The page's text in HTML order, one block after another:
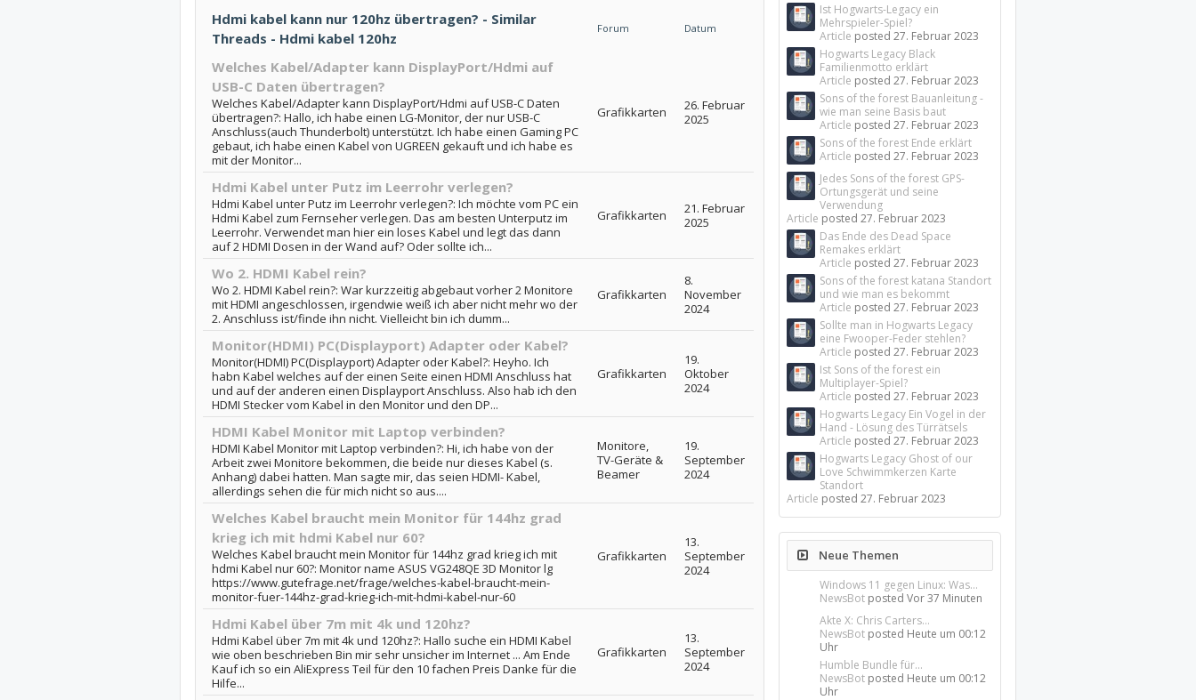
Hdmi kabel kann nur 120hz übertragen? - Similar
Threads - Hdmi kabel 120hz
Forum Datum
Welches Kabel/Adapter kann DisplayPort/Hdmi auf
USB-C Daten übertragen?
Welches Kabel/Adapter kann DisplayPort/Hdmi auf USB-C Daten
übertragen?: Hallo, ich habe einen LG-Monitor, der nur USB-C
Anschluss(auch Thunderbolt) unterstützt. Ich habe einen Gaming PC
gebaut, ich habe einen Kabel von UGREEN gekauft und ich habe es
mit der Monitor...
Grafikkarten
26. Februar
2025
Hdmi Kabel unter Putz im Leerrohr verlegen?
Hdmi Kabel unter Putz im Leerrohr verlegen?: Ich möchte vom PC ein
Hdmi Kabel zum Fernseher verlegen. Das am besten Unterputz im
Leerrohr. Verwendet man hier ein loses Kabel und legt das dann
auf 2 HDMI Dosen in der Wand auf? Oder sollte ich...
Grafikkarten
21. Februar
2025
Wo 2. HDMI Kabel rein?
Wo 2. HDMI Kabel rein?: War kurzzeitig abgebaut vorher 2 Monitore
mit HDMI angeschlossen, irgendwie weiß ich aber nicht mehr wo der
2. Anschluss ist/finde ihn nicht. Vielleicht bin ich dumm...
Grafikkarten
8.
November
2024
Monitor(HDMI) PC(Displayport) Adapter oder Kabel?
Monitor(HDMI) PC(Displayport) Adapter oder Kabel?: Heyho. Ich
habn Kabel welches auf der einen Seite einen HDMI Anschluss hat
und auf der anderen einen Displayport Anschluss. Also hab ich den
HDMI Stecker vom Kabel in den Monitor und den DP...
Grafikkarten
19.
Oktober
2024
HDMI Kabel Monitor mit Laptop verbinden?
HDMI Kabel Monitor mit Laptop verbinden?: Hi, ich habe von der
Arbeit zwei Monitore bekommen, die beide nur dieses Kabel (s.
Anhang) dabei hatten. Man sagte mir, das seien HDMI- Kabel,
allerdings sehen die für mich nicht so aus....
Monitore,
TV-Geräte &
Beamer
19.
September
2024
Welches Kabel braucht mein Monitor für 144hz grad
krieg ich mit hdmi Kabel nur 60?
Welches Kabel braucht mein Monitor für 144hz grad krieg ich mit
hdmi Kabel nur 60?: Monitor name ASUS VG248QE 3D Monitor lg
https://www.gutefrage.net/frage/welches-kabel-braucht-mein-
monitor-fuer-144hz-grad-krieg-ich-mit-hdmi-kabel-nur-60
Grafikkarten
13.
September
2024
Hdmi Kabel über 7m mit 4k und 120hz?
Hdmi Kabel über 7m mit 4k und 120hz?: Hallo suche ein HDMI Kabel
wie oben beschrieben Bin mir sehr unsicher im Internet ... Am Ende
Kauf ich so ein AliExpress Teil für den 10 fachen Preis Danke für die
Hilfe...
Grafikkarten
13.
September
2024
Ist Hogwarts-Legacy ein
Mehrspieler-Spiel?
Article posted27. Februar 2023
Hogwarts Legacy Black
Familienmotto erklärt
Article posted27. Februar 2023
Sons of the forest Bauanleitung -
wie man seine Basis baut
Article posted27. Februar 2023
Sons of the forest Ende erklärt
Article posted27. Februar 2023
Jedes Sons of the forest GPS-
Ortungsgerät und seine
Verwendung
Article posted27. Februar 2023
Das Ende des Dead Space
Remakes erklärt
Article posted27. Februar 2023
Sons of the forest katana Standort
und wie man es bekommt
Article posted27. Februar 2023
Sollte man in Hogwarts Legacy
eine Fwooper-Feder stehlen?
Article posted27. Februar 2023
Ist Sons of the forest ein
Multiplayer-Spiel?
Article posted27. Februar 2023
Hogwarts Legacy Ein Vogel in der
Hand - Lösung des Türrätsels
Article posted27. Februar 2023
Hogwarts Legacy Ghost of our
Love Schwimmkerzen Karte
Standort
Article posted27. Februar 2023
Neue Themen
Windows 11 gegen Linux: Was...
NewsBot postedVor 37 Minuten
Akte X: Chris Carters...
NewsBot posted Heute um 00:12
Uhr
Humble Bundle für...
NewsBot posted Heute um 00:12
Uhr